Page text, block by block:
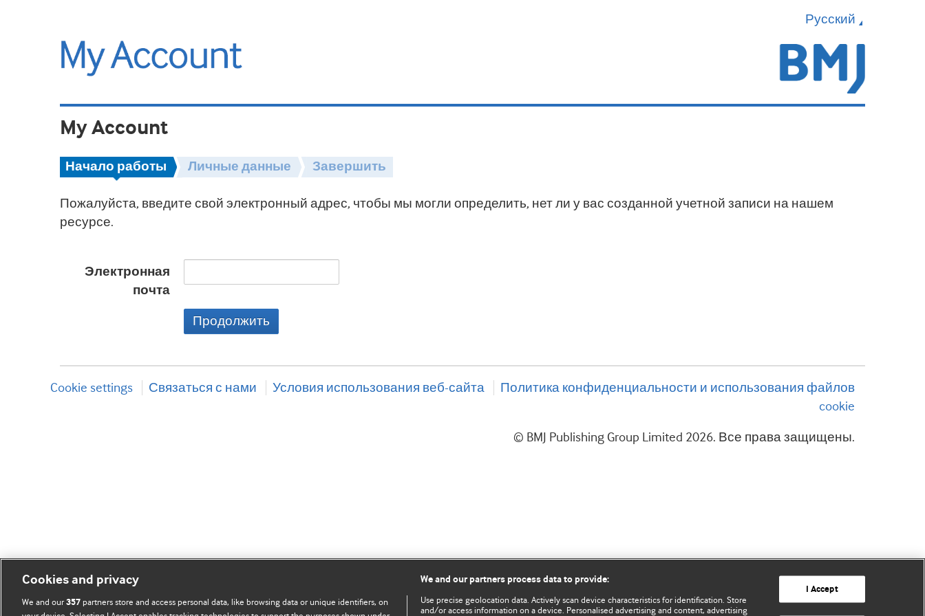
Русский
My Account
Начало работы Личные данные Завершить
Пожалуйста, введите свой электронный адрес, чтобы мы могли определить, нет ли у вас созданной учетной записи на нашем
ресурсе.
Электронная
почта
Продолжить
Cookie settings Связаться с нами Условия использования веб-сайта
Политика конфиденциальности и использования файлов
cookie
© BMJ Publishing Group Limited 2026. Все права защищены.
Cookies and privacy
We and our357 partners store and access personal data, like browsing data or unique identifiers, on
We and our partners process data to provide:
Use precise geolocation data. Actively scan device characteristics for identification. Store
and/or access information on a device. Personalised advertising and content, advertising
I Accept